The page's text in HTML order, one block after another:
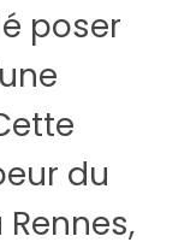
poser
du